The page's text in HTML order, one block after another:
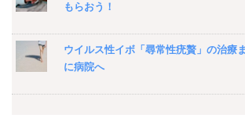
もらおう！
ウイルス性イボ「尋常性疣贅」の治療
に病院へ